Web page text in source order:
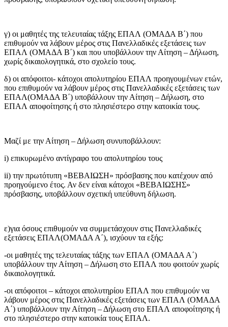
γ) οι μαθητές της τελευταίας τάξης ΕΠΑΛ (ΟΜΑΔΑ Β΄) που
επιθυμούν να λάβουν μέρος στις Πανελλαδικές εξετάσεις των
ΕΠΑΛ (ΟΜΑΔΑ Β΄) και που υποβάλλουν την Αίτηση – Δήλωση,
χωρίς δικαιολογητικά, στο σχολείο τους.
δ) οι απόφοιτοι- κάτοχοι απολυτηρίου ΕΠΑΛ προηγουμένων ετών,
που επιθυμούν να λάβουν μέρος στις Πανελλαδικές εξετάσεις των
ΕΠΑΛ(ΟΜΑΔΑ Β΄) υποβάλλουν την Αίτηση – Δήλωση, στο
ΕΠΑΛ αποφοίτησης ή στο πλησιέστερο στην κατοικία τους.
Μαζί με την Αίτηση – Δήλωση συνυποβάλλουν:
i) επικυρωμένο αντίγραφο του απολυτηρίου τους
ii) την πρωτότυπη «ΒΕΒΑΙΩΣΗ» πρόσβασης που κατέχουν από
προηγούμενο έτος. Αν δεν είναι κάτοχοι «ΒΕΒΑΙΩΣΗΣ»
πρόσβασης, υποβάλλουν σχετική υπεύθυνη δήλωση.
ε)για όσους επιθυμούν να συμμετάσχουν στις Πανελλαδικές
εξετάσεις ΕΠΑΛ(ΟΜΑΔΑ Α΄), ισχύουν τα εξής:
-οι μαθητές της τελευταίας τάξης των ΕΠΑΛ (ΟΜΑΔΑ Α΄)
υποβάλλουν την Αίτηση – Δήλωση στο ΕΠΑΛ που φοιτούν χωρίς
δικαιολογητικά.
-οι απόφοιτοι – κάτοχοι απολυτηρίου ΕΠΑΛ που επιθυμούν να
λάβουν μέρος στις Πανελλαδικές εξετάσεις των ΕΠΑΛ (ΟΜΑΔΑ
Α΄) υποβάλλουν την Αίτηση – Δήλωση στο ΕΠΑΛ αποφοίτησης ή
στο πλησιέστερο στην κατοικία τους ΕΠΑΛ.